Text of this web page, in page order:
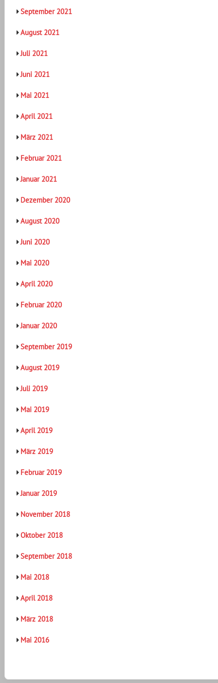
September 2021
August 2021
Juli 2021
Juni 2021
Mai 2021
April 2021
März 2021
Februar 2021
Januar 2021
Dezember 2020
August 2020
Juni 2020
Mai 2020
April 2020
Februar 2020
Januar 2020
September 2019
August 2019
Juli 2019
Mai 2019
April 2019
März 2019
Februar 2019
Januar 2019
November 2018
Oktober 2018
September 2018
Mai 2018
April 2018
März 2018
Mai 2016